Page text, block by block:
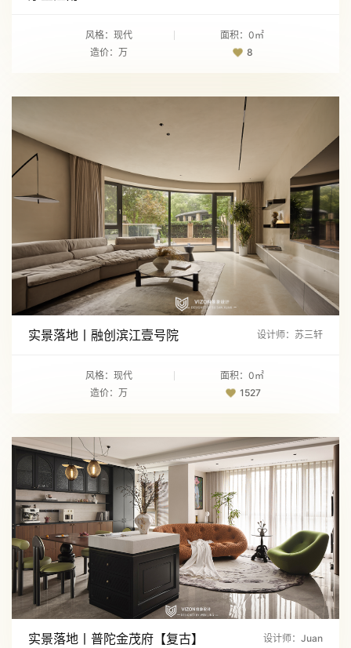
风格：现代
面积：0㎡
造价：万
8
实景落地丨融创滨江壹号院 设计师：苏三轩
风格：现代
面积：0㎡
造价：万
1527
实景落地丨普陀金茂府【复古】 设计师：Juan